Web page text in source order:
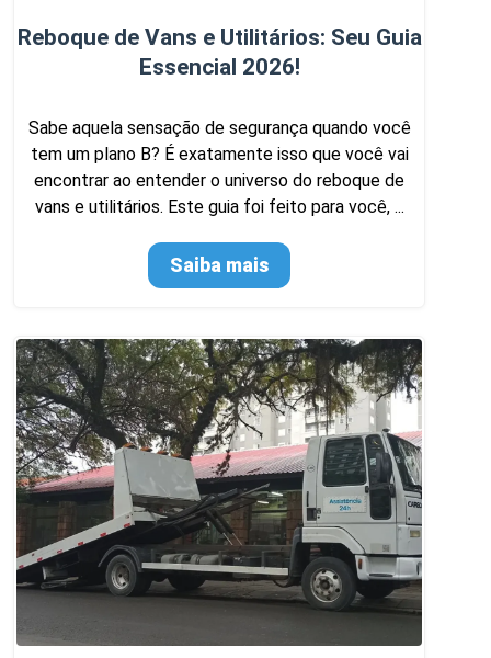
Reboque de Vans e Utilitários: Seu Guia
Essencial 2026!
Sabe aquela sensação de segurança quando você
tem um plano B? É exatamente isso que você vai
encontrar ao entender o universo do reboque de
vans e utilitários. Este guia foi feito para você, ...
Saiba mais